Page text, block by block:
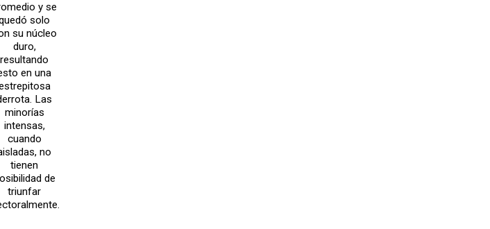
y se
solo
su núcleo
duro,
resultando
en una
Las
minorías
intensas,
cuando
no
tienen
de
triunfar